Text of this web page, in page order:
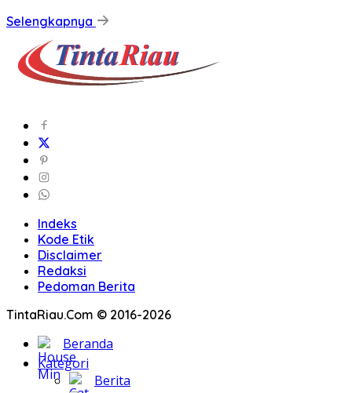
Selengkapnya
Indeks
Kode Etik
Disclaimer
Redaksi
Pedoman Berita
TintaRiau.Com © 2016-2026
Beranda
Kategori
Berita